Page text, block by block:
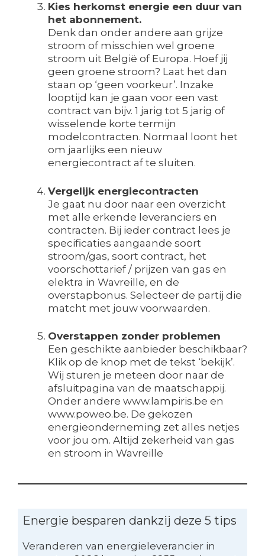
Kies herkomst energie een duur van
het abonnement.
Denk dan onder andere aan grijze
stroom of misschien wel groene
stroom uit België of Europa. Hoef jij
geen groene stroom? Laat het dan
staan op ‘geen voorkeur’. Inzake
looptijd kan je gaan voor een vast
contract van bijv. 1 jarig tot 5 jarig of
wisselende korte termijn
modelcontracten. Normaal loont het
om jaarlijks een nieuw
energiecontract af te sluiten.
Vergelijk energiecontracten
Je gaat nu door naar een overzicht
met alle erkende leveranciers en
contracten. Bij ieder contract lees je
specificaties aangaande soort
stroom/gas, soort contract, het
voorschottarief / prijzen van gas en
elektra in Wavreille, en de
overstapbonus. Selecteer de partij die
matcht met jouw voorwaarden.
Overstappen zonder problemen
Een geschikte aanbieder beschikbaar?
Klik op de knop met de tekst ‘bekijk’.
Wij sturen je meteen door naar de
afsluitpagina van de maatschappij.
Onder andere www.lampiris.be en
www.poweo.be. De gekozen
energieonderneming zet alles netjes
voor jou om. Altijd zekerheid van gas
en stroom in Wavreille
Energie besparen dankzij deze 5 tips
Veranderen van energieleverancier in